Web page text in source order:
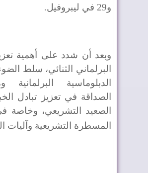
و29 في ليبروفيل
.
وبعد أن شدد على أهمية
البرلماني الثنائي، سلط
الدبلوماسية البرلمانية
الصداقة في تعزيز تبادل
الصعيد التشريعي، وخاصة
المسطرة التشريعية وآليات